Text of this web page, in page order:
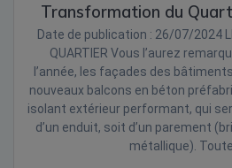
Transformation du
Date de publication : 26/07/2024
QUARTIER Vous l’aurez
l’année, les façades des
nouveaux balcons en béton
isolant extérieur performant, qui
d’un enduit, soit d’un parement
métallique).